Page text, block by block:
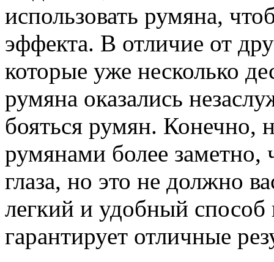
использовать румяна,
эффекта. В отличие от
которые уже несколько
румяна оказались
бояться румян. Конечно,
румянами более заметно,
глаза, но это не должно
легкий и удобный
гарантирует отличные